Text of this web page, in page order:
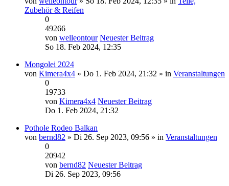
Zubehör & Reifen
0
49266
von welleontour Neuester Beitrag
So 18. Feb 2024, 12:35
Mongolei 2024
von Kimera4x4 » Do 1. Feb 2024, 21:32 » in Veranstaltungen
0
19733
von Kimera4x4 Neuester Beitrag
Do 1. Feb 2024, 21:32
Pothole Rodeo Balkan
von bernd82 » Di 26. Sep 2023, 09:56 » in Veranstaltungen
0
20942
von bernd82 Neuester Beitrag
Di 26. Sep 2023, 09:56